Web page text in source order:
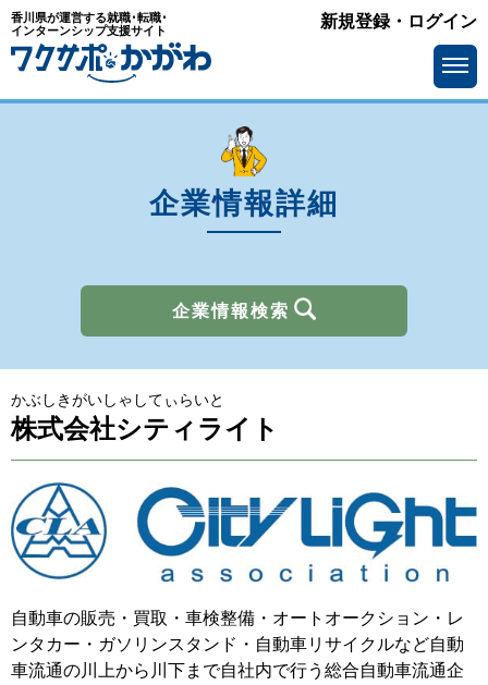
香川県が運営する就職･転職･
インターンシップ支援サイト
新規登録・ログイン
企業情報詳細
企業情報検索
業種を選ぶ
メーカー
求人情報 を選ぶ
で選ぶ
移住支援金 を選ぶ
キーワード
かぶしきがいしゃしてぃらいと
株式会社シティライト
自動車の販売・買取・車検整備・オートオークション・レ
ンタカー・ガソリンスタンド・自動車リサイクルなど自動
車流通の川上から川下まで自社内で行う総合自動車流通企